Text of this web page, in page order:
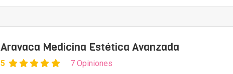
Aravaca Medicina Estética Avanzada
5 7 Opiniones